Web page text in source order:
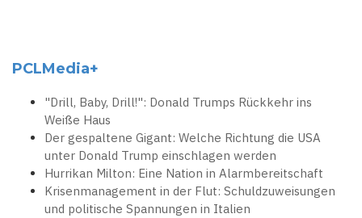
PCLMedia+
"Drill, Baby, Drill!": Donald Trumps Rückkehr ins
Weiße Haus
Der gespaltene Gigant: Welche Richtung die USA
unter Donald Trump einschlagen werden
Hurrikan Milton: Eine Nation in Alarmbereitschaft
Krisenmanagement in der Flut: Schuldzuweisungen
und politische Spannungen in Italien